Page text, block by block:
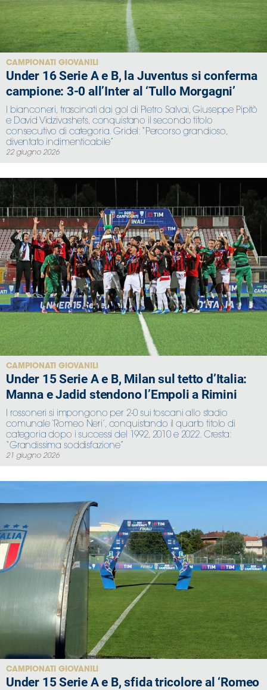
CAMPIONATI GIOVANILI
Under 16 Serie A e B, la Juventus si conferma
campione: 3-0 all’Inter al ‘Tullo Morgagni’
I bianconeri, trascinati dai gol di Pietro Salvai, Giuseppe Pipitò
e David Vidzivashets, conquistano il secondo titolo
consecutivo di categoria. Gridel: “Percorso grandioso,
diventato indimenticabile”
22 giugno 2026
CAMPIONATI GIOVANILI
Under 15 Serie A e B, Milan sul tetto d’Italia:
Manna e Jadid stendono l’Empoli a Rimini
I rossoneri si impongono per 2-0 sui toscani allo stadio
comunale ‘Romeo Neri’, conquistando il quarto titolo di
categoria dopo i successi del 1992, 2010 e 2022. Cresta:
“Grandissima soddisfazione”
21 giugno 2026
CAMPIONATI GIOVANILI
Under 15 Serie A e B, sfida tricolore al ‘Romeo